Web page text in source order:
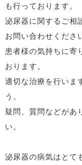
も行っております。
泌尿器に関するご相
お問い合わせくださ
患者様の気持ちに寄
おります。
適切な治療を行いま
う。
疑問、質問などがあ
い。
泌尿器の病気はとて